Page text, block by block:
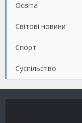
Освіта
Світові новини
Спорт
Суспільство